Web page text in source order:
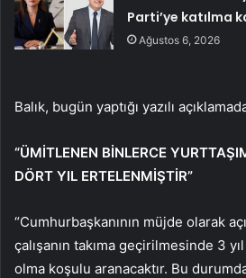
Parti’ye katılma
Ağustos 6, 2026
Balık, bugün yaptığı yazılı
“ÜMİTLENEN BİNLERCE
DÖRT YIL ERTELENMİŞTİR”
“Cumhurbaşkanının müjde olarak
çalışanın takıma geçirilmesinde 3
olma koşulu aranacaktır. Bu